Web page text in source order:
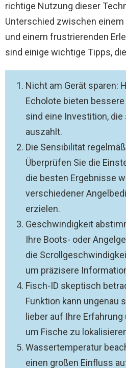
richtige Nutzung dieser
Unterschied zwischen
und einem frustrierenden
sind einige wichtige Tipps,
Nicht am Gerät sparen:
Echolote bieten
sind eine Investition,
auszahlt.
Die Sensibilität
Überprüfen Sie die
die besten Ergebnisse
verschiedener
erzielen.
Geschwindigkeit
Ihre Boots- oder
die
um präzisere
Fisch-ID skeptisch
Funktion kann ungenau
lieber auf Ihre
um Fische zu
Wassertemperatur
einen großen Einfluss